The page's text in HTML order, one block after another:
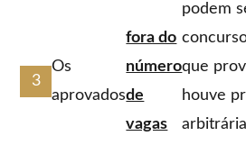
Os
aprovados
fora do
número
de
vagas
podem
que
houve